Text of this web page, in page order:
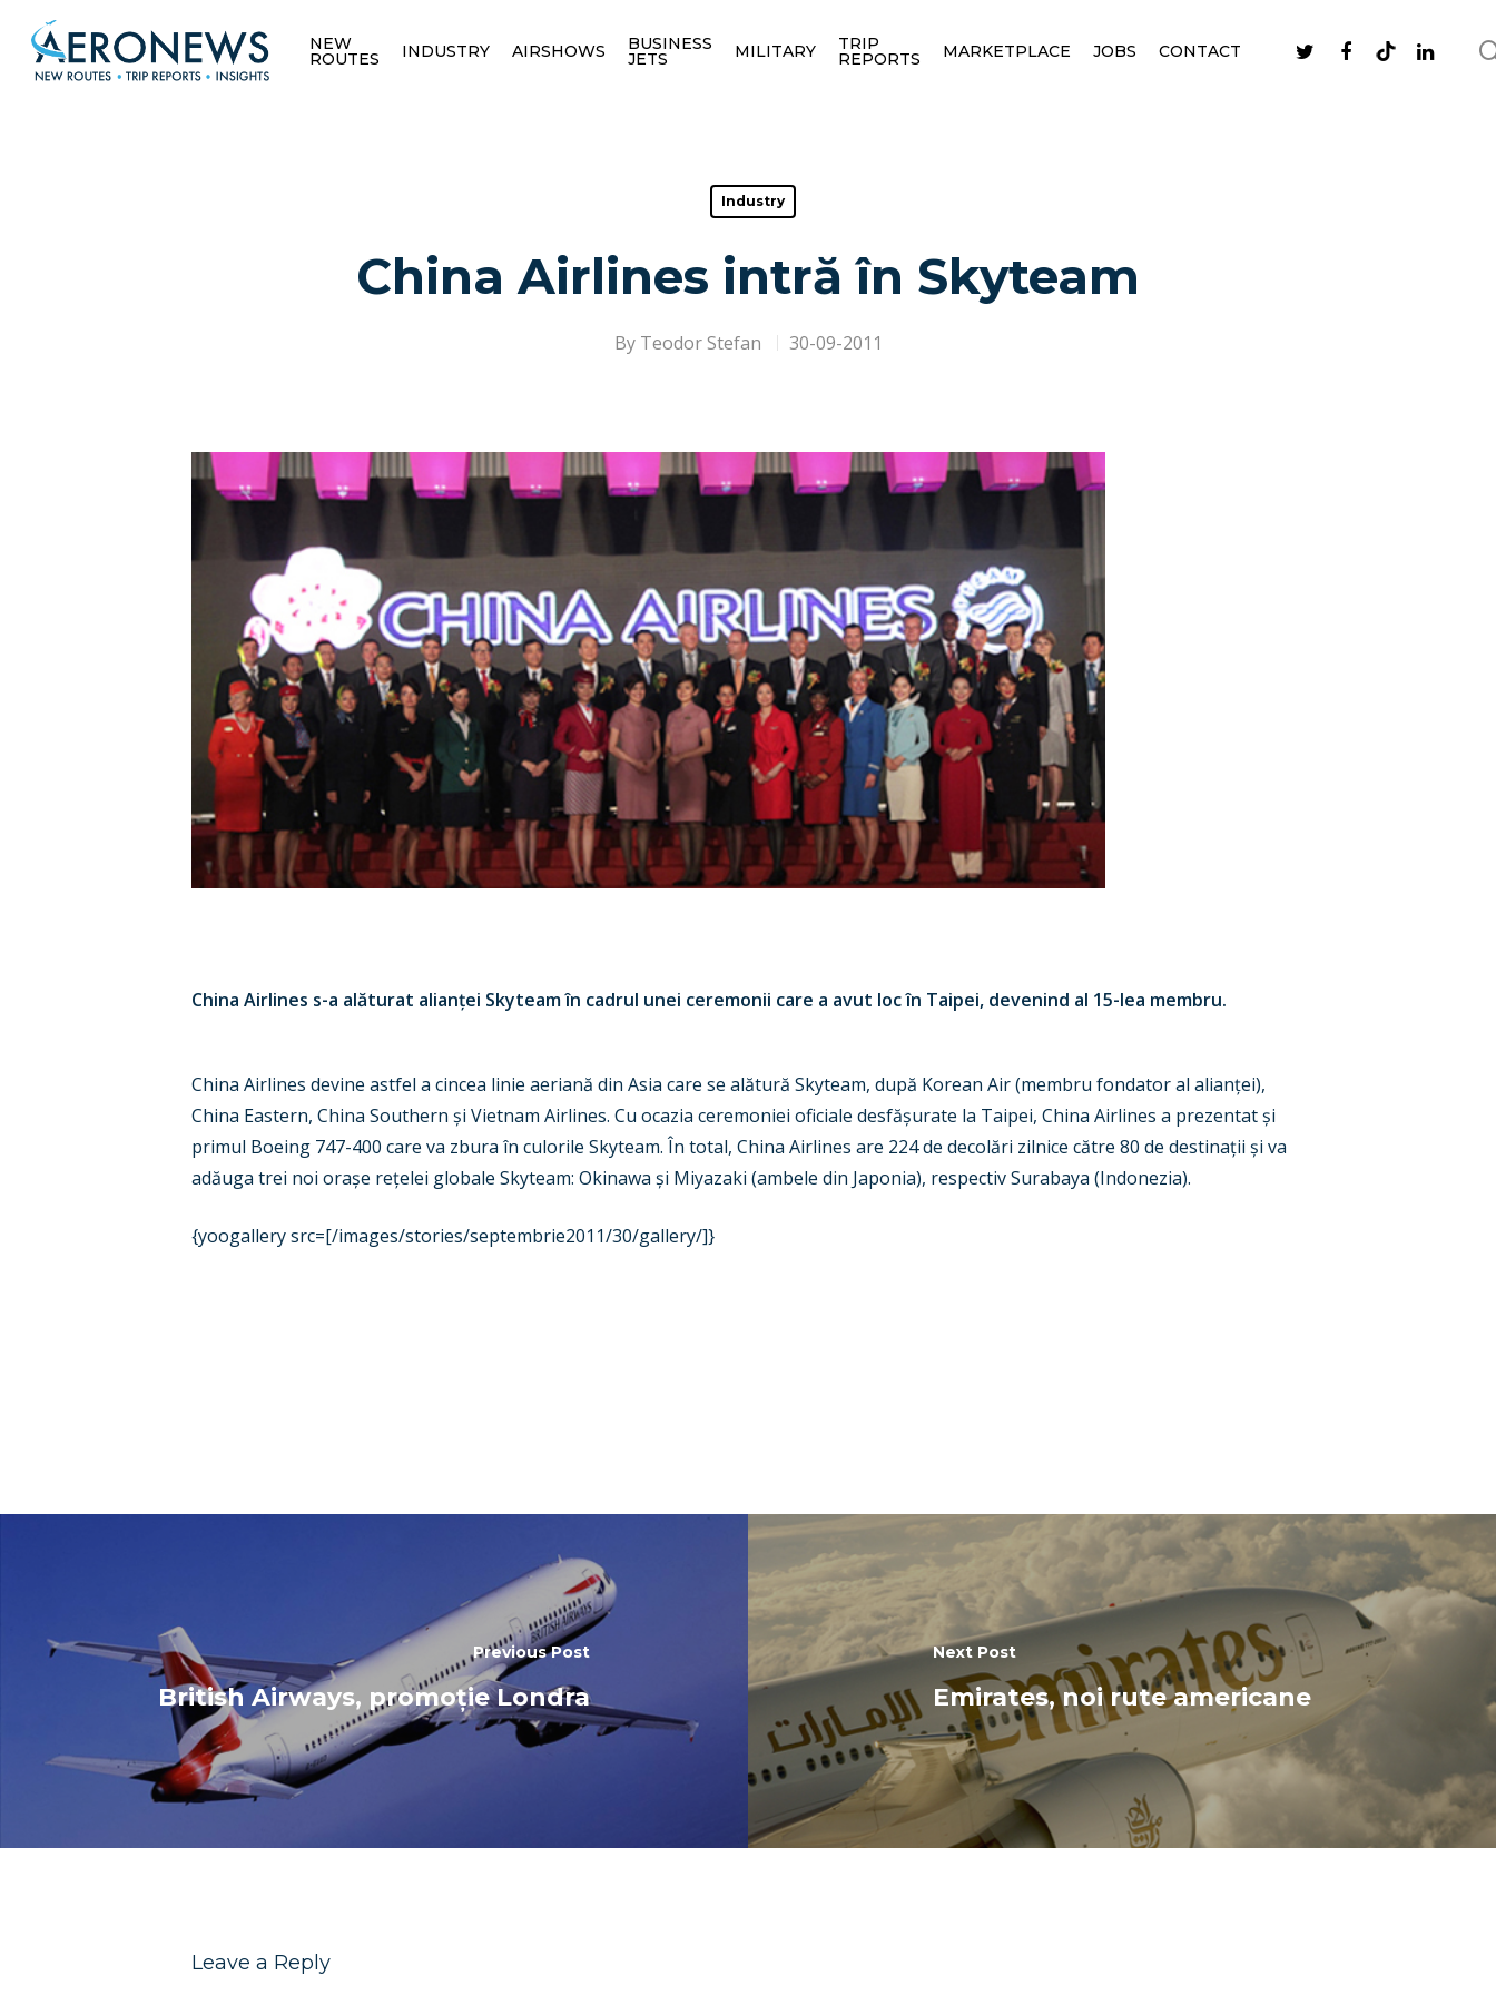
NEW
ROUTES INDUSTRY AIRSHOWS BUSINESS
JETS MILITARY TRIP
REPORTS MARKETPLACE JOBS CONTACT
Industry
China Airlines intră în Skyteam
By Teodor Stefan 30-09-2011
China Airlines s-a alăturat alianței Skyteam în cadrul unei ceremonii care a avut loc în Taipei, devenind al 15-lea membru.
China Airlines devine astfel a cincea linie aeriană din Asia care se alătură Skyteam, după Korean Air (membru fondator al alianței),
China Eastern, China Southern și Vietnam Airlines. Cu ocazia ceremoniei oficiale desfășurate la Taipei, China Airlines a prezentatși
primul Boeing 747-400 care va zbura în culorile Skyteam. În total, China Airlines are 224 de decolări zilnice către 80 de destinații și va
adăuga trei noi orașe rețelei globale Skyteam: Okinawa și Miyazaki (ambele din Japonia), respectiv Surabaya (Indonezia).
{yoogallery src=[/images/stories/septembrie2011/30/gallery/]}
Previous Post
British Airways, promoție Londra
Next Post
Emirates, noi rute americane
Leave a Reply